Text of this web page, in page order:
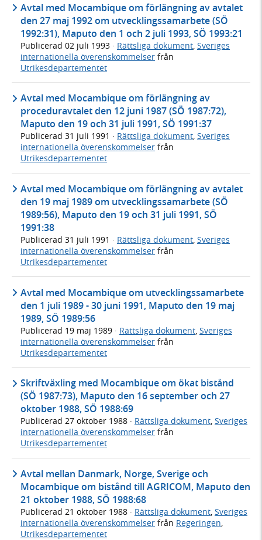
Avtal med Mocambique om förlängning av avtalet
den 27 maj 1992 om utvecklingssamarbete (SÖ
1992:31), Maputo den 1 och 2 juli 1993, SÖ 1993:21
Publicerad 02 juli 1993 · Rättsliga dokument Sveriges
internationella överenskommelser från
Utrikesdepartementet
Avtal med Mocambique om förlängning av
proceduravtalet den 12 juni 1987 (SÖ 1987:72),
Maputo den 19 och 31 juli 1991, SÖ 1991:37
Publicerad 31 juli 1991 · Rättsliga dokument, Sveriges
internationella överenskommelser från
Utrikesdepartementet
Avtal med Mocambique om förlängning av avtalet
den 19 maj 1989 om utvecklingssamarbete (SÖ
1989:56), Maputo den 19 och 31 juli 1991, SÖ
1991:38
Publicerad 31 juli 1991 · Rättsliga dokument, Sveriges
internationella överenskommelser från
Utrikesdepartementet
Avtal med Mocambique om utvecklingssamarbete
den 1 juli 1989 - 30 juni 1991, Maputo den 19 maj
1989, SÖ 1989:56
Publicerad 19 maj 1989 · Rättsliga dokument Sveriges
internationella överenskommelser från
Utrikesdepartementet
Skriftväxling med Mocambique om ökat bistånd
(SÖ 1987:73), Maputo den 16 september och 27
oktober 1988, SÖ 1988:69
Publicerad 27 oktober 1988 · Rättsliga dokument, Sveriges
internationella överenskommelser från
Utrikesdepartementet
Avtal mellan Danmark, Norge, Sverige och
Mocambique om bistånd till AGRICOM, Maputo den
21 oktober 1988, SÖ 1988:68
Publicerad 21 oktober 1988 · Rättsliga dokument, Sveriges
internationella överenskommelser från Regeringen,
Utrikesdepartementet